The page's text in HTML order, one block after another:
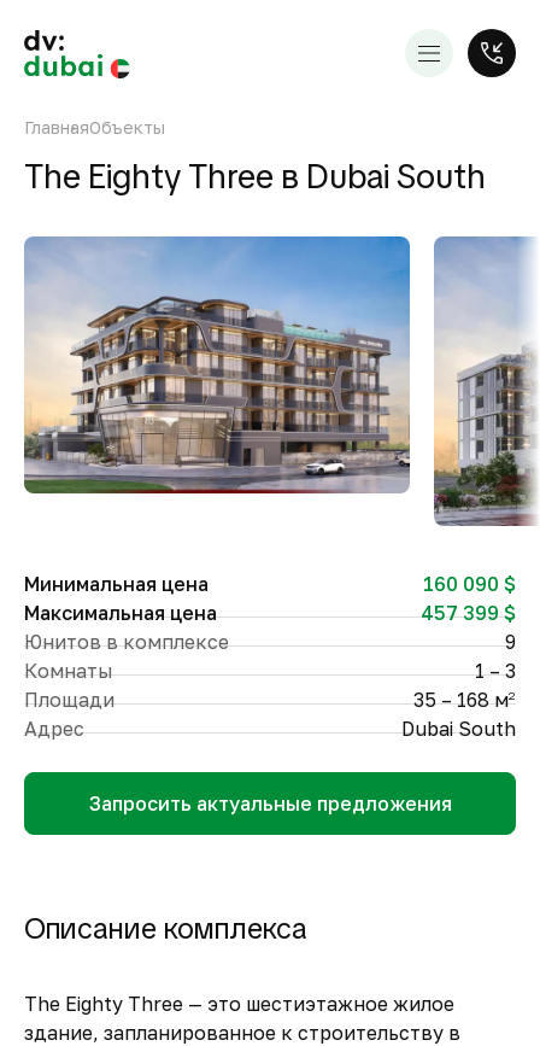
ГлавнаяОбъекты
The Eighty Three в Dubai South
Минимальная цена
160 090 $
Максимальная цена
457 399 $
Юнитов в комплексе
9
Комнаты
1 – 3
Площади
35 – 168 м2
Адрес Dubai South
Запросить актуальные предложения
Описание комплекса
The Eighty Three — это шестиэтажное жилое
здание, запланированное к строительству в